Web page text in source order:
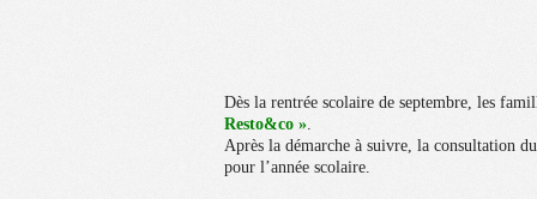
Dès la rentrée scolaire de septembre, les
Resto&co ».
Après la démarche à suivre, la consultation
pour l’année scolaire.